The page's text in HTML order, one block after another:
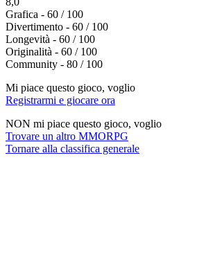
Grafica - 60 / 100
Divertimento - 60 / 100
Longevità - 60 / 100
Originalità - 60 / 100
Community - 80 / 100
Mi piace questo gioco, voglio
Registrarmi e giocare ora
NON mi piace questo gioco, voglio
Trovare un altro MMORPG
Tornare alla classifica generale